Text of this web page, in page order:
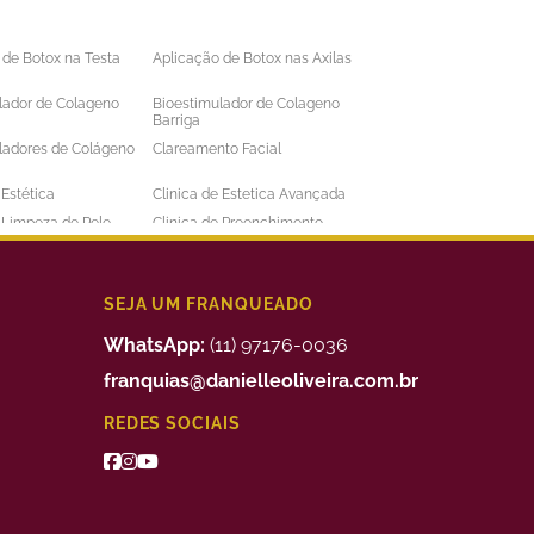
Botox na Testa
Aplicação de Botox nas Axilas
de Colageno
Bioestimulador de Colageno
Barriga
de Colágeno
Clareamento Facial
Clinica de Estetica Avançada
de Pele
Clinica de Preenchimento
Labial
Depilação a Laser Masculina
Preenchimento Facial Valor
Tratamento da Alopecia
de Bigode Chines
Tratamento de Celulite nas
SEJA UM FRANQUEADO
WhatsApp: (11) 97176-0036
franquias@danielleoliveira.com.br
REDES SOCIAIS